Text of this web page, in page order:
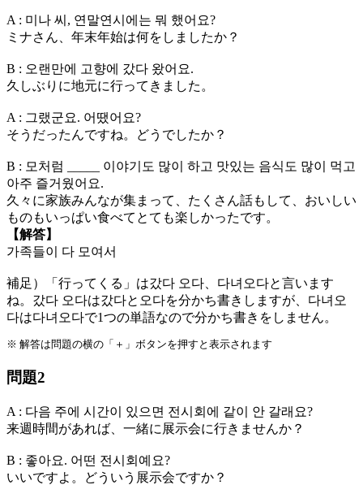
A : 미나 씨, 연말연시에는 뭐 했어요?
ミナさん、年末年始は何をしましたか？
B : 오랜만에 고향에 갔다 왔어요.
久しぶりに地元に行ってきました。
A : 그랬군요. 어땠어요?
そうだったんですね。どうでしたか？
B : 모처럼 _____ 이야기도 많이 하고 맛있는 음식도 많이 먹고
아주 즐거웠어요.
久々に家族みんなが集まって 、たくさん話もして、おいしい
ものもいっぱい食べてとても楽しかったです。
【解答】
가족들이 다 모여서
補足）「行ってくる」は갔다 오다、다녀오다と言います
ね。갔다 오다は갔다と오다を分かち書きしますが、다녀오
다は다녀오다で1つの単語なので分かち書きをしません。
※ 解答は問題の横の「＋」ボタンを押すと表示されます
問題2
A : 다음 주에 시간이 있으면 전시회에 같이 안 갈래요?
来週時間があれば、一緒に展示会に行きませんか？
B : 좋아요. 어떤 전시회예요?
いいですよ。どういう展示会ですか？